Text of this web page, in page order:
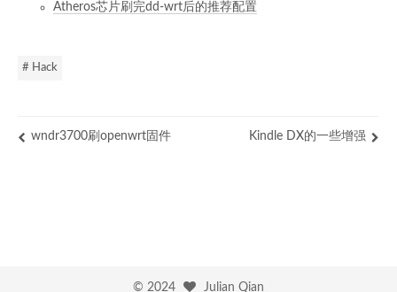
Atheros芯片刷完dd-wrt后的推荐配置
# Hack
wndr3700刷openwrt固件 Kindle DX的一些增强
© 2024 Julian Qian